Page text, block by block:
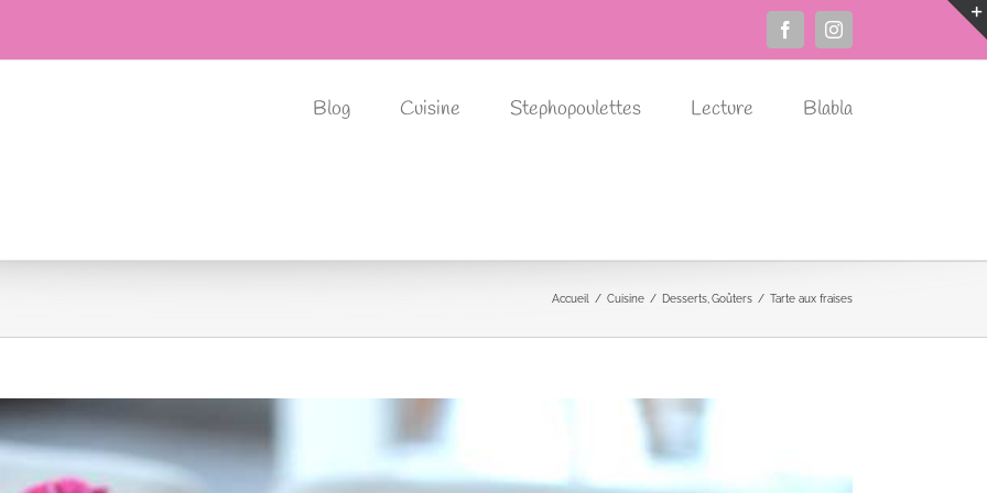
FacebookInstagram
Blog Cuisine Stephopoulettes Lecture Blabla
Accueil Cuisine Desserts Goûters Tarte aux fraises